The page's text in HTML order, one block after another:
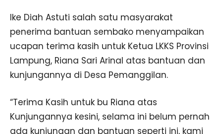
Ike Diah Astuti salah satu masyarakat
penerima bantuan sembako menyampaikan
ucapan terima kasih untuk Ketua LKKS Provinsi
Lampung, Riana Sari Arinal atas bantuan dan
kunjungannya di Desa Pemanggilan.
“Terima Kasih untuk bu Riana atas
Kunjungannya kesini, selama ini belum pernah
ada kunjungan dan bantuan seperti ini, kami